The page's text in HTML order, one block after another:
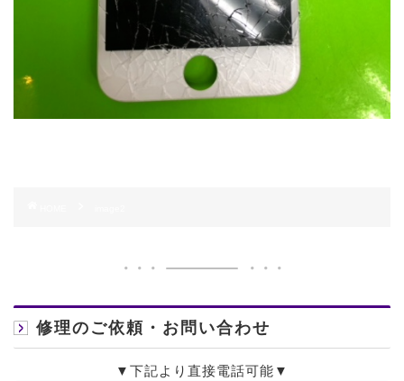
修理のご依頼・お問い合わせ
▼下記より直接電話可能▼